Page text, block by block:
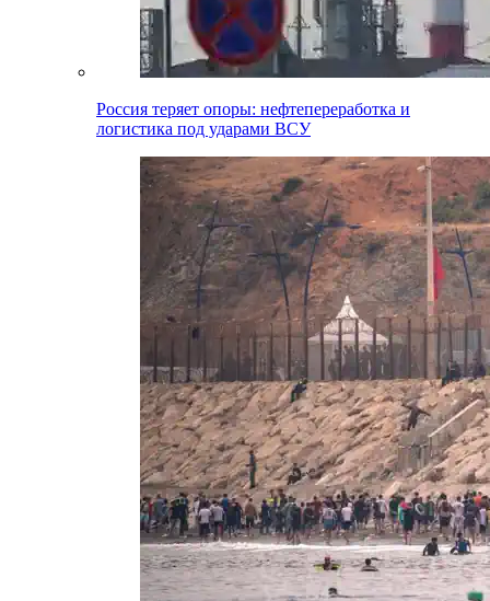
Россия теряет опоры: нефтепереработка и
логистика под ударами ВСУ